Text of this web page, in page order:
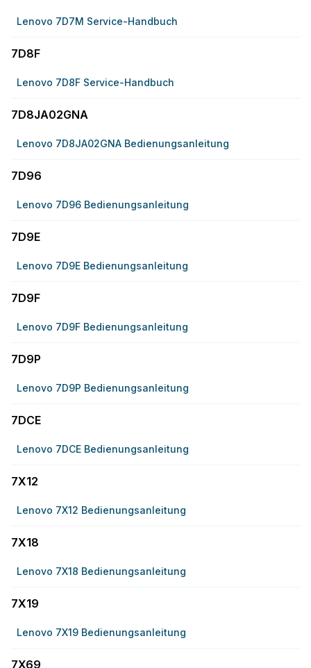
Lenovo 7D7M Service-Handbuch
7D8F
Lenovo 7D8F Service-Handbuch
7D8JA02GNA
Lenovo 7D8JA02GNA Bedienungsanleitung
7D96
Lenovo 7D96 Bedienungsanleitung
7D9E
Lenovo 7D9E Bedienungsanleitung
7D9F
Lenovo 7D9F Bedienungsanleitung
7D9P
Lenovo 7D9P Bedienungsanleitung
7DCE
Lenovo 7DCE Bedienungsanleitung
7X12
Lenovo 7X12 Bedienungsanleitung
7X18
Lenovo 7X18 Bedienungsanleitung
7X19
Lenovo 7X19 Bedienungsanleitung
7X69